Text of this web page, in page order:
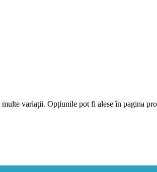
multe variații. Opțiunile pot fi alese în pagina